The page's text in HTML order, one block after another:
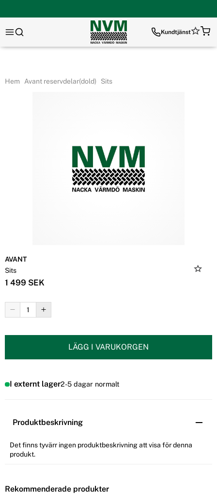
Kundtjänst
Hem Avant reservdelar(dold) Sits
AVANT
Sits
1 499 SEK
LÄGG I VARUKORGEN
I externt lager2-5 dagar normalt
Produktbeskrivning
Det finns tyvärr ingen produktbeskrivning att visa för denna
produkt.
Rekommenderade produkter